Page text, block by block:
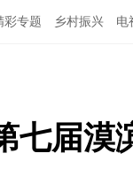
彩专题 乡村振兴 电
七届漠